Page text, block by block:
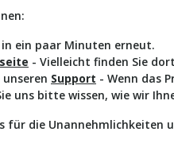
in ein paar Minuten erneut.
- Vielleicht finden Sie
Support - Wenn das
uns bitte wissen, wie wir
für die Unannehmlichkeiten